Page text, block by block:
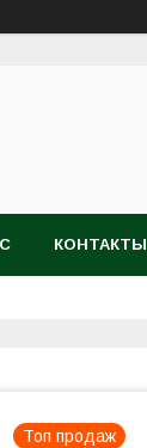
КОНТАКТЫ
Топ продаж